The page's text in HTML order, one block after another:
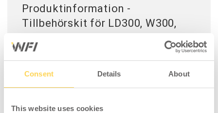
Consent Details About
This website uses cookies
Produktinformation -
Tillbehörskit för LD300, W300,
W400 1600 mm
Tillbehörskit som består av 3 perforerade
monteringssatser för pelare, 2
grå perforerade paneler (666x480 mm), 2
hyllplan (645x300 mm), 2 grå